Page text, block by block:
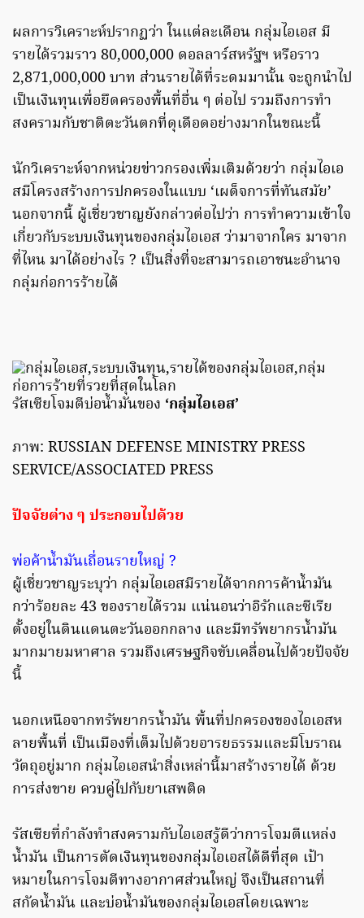
ผลการวิเคราะห์ปรากฏว่า ในแต่ละเดือน กลุ่มไอเอส มี
รายได้รวมราว 80,000,000 ดอลลาร์สหรัฐฯ หรือราว
2,871,000,000 บาท ส่วนรายได้ที่ระดมมานั้น จะถูกนำไป
เป็นเงินทุนเพื่อยึดครองพื้นที่อื่น ๆ ต่อไป รวมถึงการทำ
สงครามกับชาติตะวันตกที่ดุเดือดอย่างมากในขณะนี้
นักวิเคราะห์จากหน่วยข่าวกรองเพิ่มเติมด้วยว่า กลุ่มไอเอ
สมีโครงสร้างการปกครองในแบบ ‘เผด็จการที่ทันสมัย’
นอกจากนี้ ผู้เชี่ยวชาญยังกล่าวต่อไปว่า การทำความเข้าใจ
เกี่ยวกับระบบเงินทุนของกลุ่มไอเอส ว่ามาจากใคร มาจาก
ที่ไหน มาได้อย่างไร ? เป็นสิ่งที่จะสามารถเอาชนะอำนาจ
กลุ่มก่อการร้ายได้
รัสเซียโจมตีบ่อน้ำมันของ ‘กลุ่มไอเอส’
ภาพ: RUSSIAN DEFENSE MINISTRY PRESS
SERVICE/ASSOCIATED PRESS
ปัจจัยต่าง ๆ ประกอบไปด้วย
พ่อค้าน้ำมันเถื่อนรายใหญ่ ?
ผู้เชี่ยวชาญระบุว่า กลุ่มไอเอสมีรายได้จากการค้าน้ำมัน
กว่าร้อยละ 43 ของรายได้รวม แน่นอนว่าอิรักและซีเรีย
ตั้งอยู่ในดินแดนตะวันออกกลาง และมีทรัพยากรน้ำมัน
มากมายมหาศาล รวมถึงเศรษฐกิจขับเคลื่อนไปด้วยปัจจัย
นี้
นอกเหนือจากทรัพยากรน้ำมัน พื้นที่ปกครองของไอเอสห
ลายพื้นที่ เป็นเมืองที่เต็มไปด้วยอารยธรรมและมีโบราณ
วัตถุอยู่มาก กลุ่มไอเอสนำสิ่งเหล่านี้มาสร้างรายได้ ด้วย
การส่งขาย ควบคู่ไปกับยาเสพติด
รัสเซียที่กำลังทำสงครามกับไอเอสรู้ดีว่าการโจมตีแหล่ง
น้ำมัน เป็นการตัดเงินทุนของกลุ่มไอเอสได้ดีที่สุด เป้า
หมายในการโจมตีทางอากาศส่วนใหญ่ จึงเป็นสถานที่
สกัดน้ำมัน และบ่อน้ำมันของกลุ่มไอเอสโดยเฉพาะ